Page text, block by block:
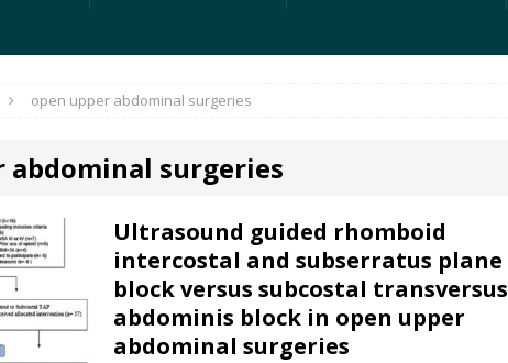
open upper abdominal surgeries
abdominal surgeries
Ultrasound guided rhomboid
intercostal and subserratus plane
block versus subcostal transversus
abdominis block in open upper
abdominal surgeries